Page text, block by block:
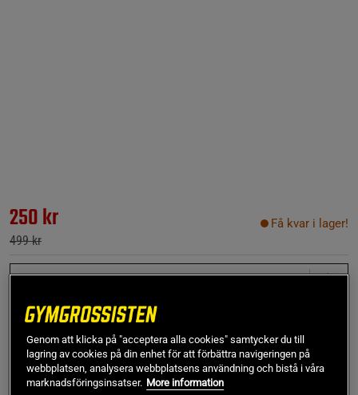
250 kr
499 kr
Få kvar i lager!
Lägg i varukorgen
Fri frakt över 499 kr Fri retur 14 dagars ångerrätt
Genom att klicka på "acceptera alla cookies" samtycker du till
lagring av cookies på din enhet för att förbättra navigeringen på
webbplatsen, analysera webbplatsens användning och bistå i våra
marknadsföringsinsatser. More information